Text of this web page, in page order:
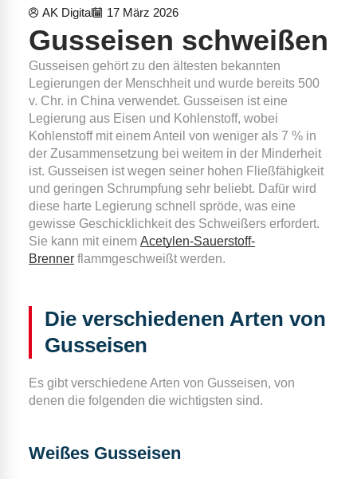
AK Digital 17 März 2026
Gusseisen schweißen
Gusseisen gehört zu den ältesten bekannten
Legierungen der Menschheit und wurde bereits 500
v. Chr. in China verwendet. Gusseisen ist eine
Legierung aus Eisen und Kohlenstoff, wobei
Kohlenstoff mit einem Anteil von weniger als 7 % in
der Zusammensetzung bei weitem in der Minderheit
ist. Gusseisen ist wegen seiner hohen Fließfähigkeit
und geringen Schrumpfung sehr beliebt. Dafür wird
diese harte Legierung schnell spröde, was eine
gewisse Geschicklichkeit des Schweißers erfordert.
Sie kann mit einem Acetylen-Sauerstoff-
Brenner flammgeschweißt werden.
Die verschiedenen Arten von
Gusseisen
Es gibt verschiedene Arten von Gusseisen, von
denen die folgenden die wichtigsten sind.
Weißes Gusseisen